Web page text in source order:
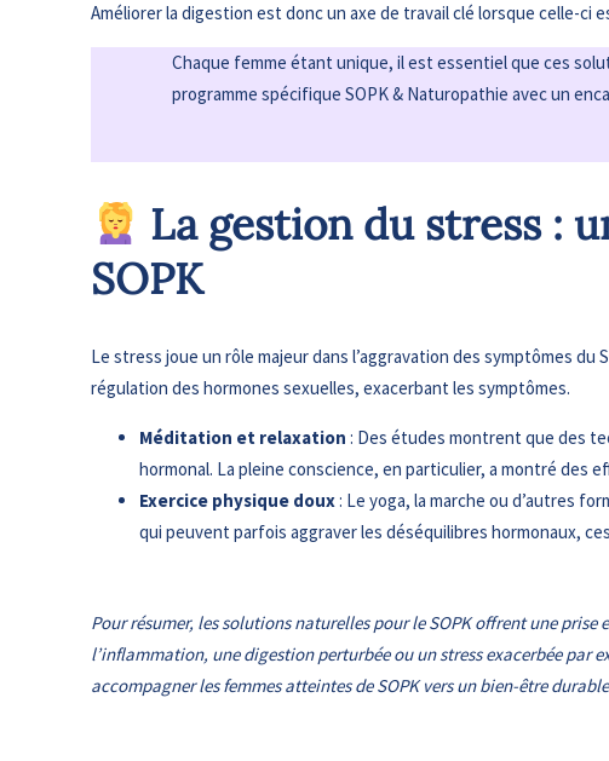
Améliorer la digestion est donc un axe de travail clé lorsque celle-ci
Chaque femme étant unique, il est essentiel que ces
programme spécifique SOPK & Naturopathie avec un
La gestion du stress :
SOPK
Le stress joue un rôle majeur dans l’aggravation des symptômes
régulation des hormones sexuelles, exacerbant les symptômes.
Méditation et relaxation : Des études montrent que des
hormonal. La pleine conscience, en particulier, a montré des
Exercice physique doux: Le yoga, la marche ou d’autres
qui peuvent parfois aggraver les déséquilibres hormonaux,
Pour résumer, les solutions naturelles pour le SOPK offrent une
l’inflammation, une digestion perturbée ou un stress exacerbée par
accompagner les femmes atteintes de SOPK vers un bien-être